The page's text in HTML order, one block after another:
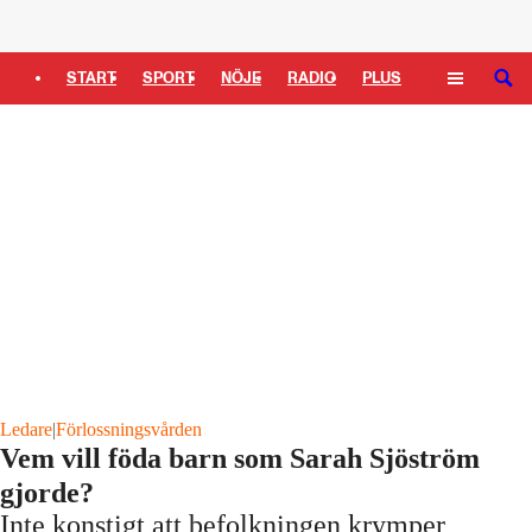
START SPORT NÖJE RADIO PLUS SÖK
Ledare|Förlossningsvården
Vem vill föda barn som Sarah Sjöström
gjorde?
Inte konstigt att befolkningen krymper